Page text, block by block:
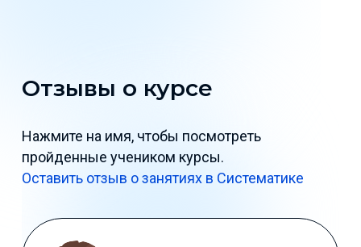
Отзывы о курсе
Нажмите на имя, чтобы посмотреть
пройденные учеником курсы.
Оставить отзыв о занятиях в Систематике